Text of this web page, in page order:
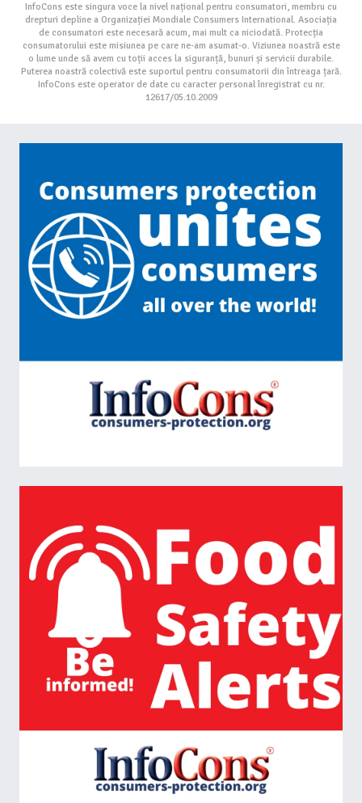
InfoCons este singura voce la nivel național pentru consumatori, membru cu
drepturi depline a Organizației Mondiale Consumers International. Asociația
de consumatori este necesară acum, mai mult ca niciodată. Protecția
consumatorului este misiunea pe care ne-am asumat-o. Viziunea noastră este
o lume unde să avem cu toții acces la siguranță, bunuri și servicii durabile.
Puterea noastră colectivă este suportul pentru consumatorii din întreaga țară.
InfoCons este operator de date cu caracter personal înregistrat cu nr.
12617/05.10.2009